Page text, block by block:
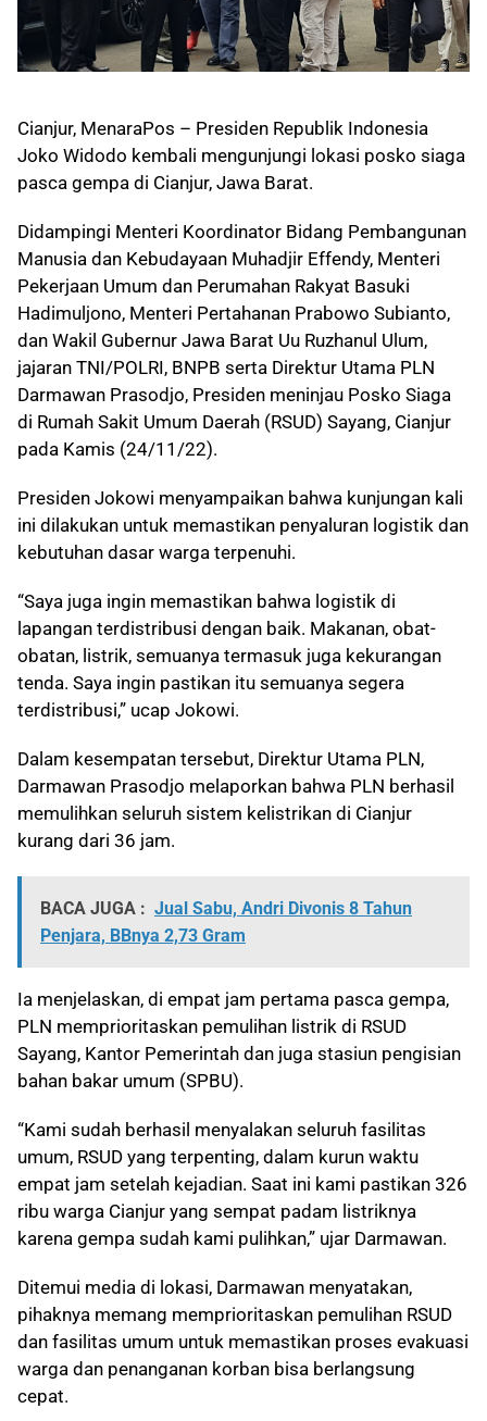
Cianjur, MenaraPos – Presiden Republik Indonesia
Joko Widodo kembali mengunjungi lokasi posko siaga
pasca gempa di Cianjur, Jawa Barat.
Didampingi Menteri Koordinator Bidang Pembangunan
Manusia dan Kebudayaan Muhadjir Effendy, Menteri
Pekerjaan Umum dan Perumahan Rakyat Basuki
Hadimuljono, Menteri Pertahanan Prabowo Subianto,
dan Wakil Gubernur Jawa Barat Uu Ruzhanul Ulum,
jajaran TNI/POLRI, BNPB serta Direktur Utama PLN
Darmawan Prasodjo, Presiden meninjau Posko Siaga
di Rumah Sakit Umum Daerah (RSUD) Sayang, Cianjur
pada Kamis (24/11/22).
Presiden Jokowi menyampaikan bahwa kunjungan kali
ini dilakukan untuk memastikan penyaluran logistik dan
kebutuhan dasar warga terpenuhi.
“Saya juga ingin memastikan bahwa logistik di
lapangan terdistribusi dengan baik. Makanan, obat-
obatan, listrik, semuanya termasuk juga kekurangan
tenda. Saya ingin pastikan itu semuanya segera
terdistribusi,” ucap Jokowi.
Dalam kesempatan tersebut, Direktur Utama PLN,
Darmawan Prasodjo melaporkan bahwa PLN berhasil
memulihkan seluruh sistem kelistrikan di Cianjur
kurang dari 36 jam.
BACA JUGA : Jual Sabu, Andri Divonis 8 Tahun
Penjara, BBnya 2,73 Gram
Ia menjelaskan, di empat jam pertama pasca gempa,
PLN memprioritaskan pemulihan listrik di RSUD
Sayang, Kantor Pemerintah dan juga stasiun pengisian
bahan bakar umum (SPBU).
“Kami sudah berhasil menyalakan seluruh fasilitas
umum, RSUD yang terpenting, dalam kurun waktu
empat jam setelah kejadian. Saat ini kami pastikan 326
ribu warga Cianjur yang sempat padam listriknya
karena gempa sudah kami pulihkan,” ujar Darmawan.
Ditemui media di lokasi, Darmawan menyatakan,
pihaknya memang memprioritaskan pemulihan RSUD
dan fasilitas umum untuk memastikan proses evakuasi
warga dan penanganan korban bisa berlangsung
cepat.